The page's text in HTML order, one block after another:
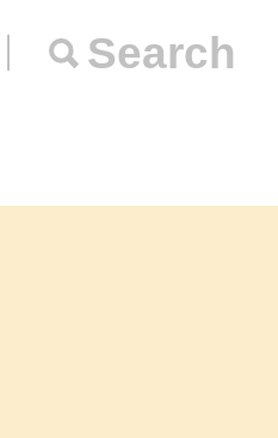
Search